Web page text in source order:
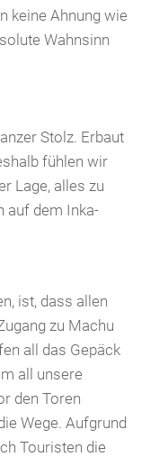
keine Ahnung wie
Wahnsinn
Stolz. Erbaut
fühlen wir
Lage, alles zu
auf dem Inka-
ist, dass allen
zu Machu
all das Gepäck
all unsere
den Toren
Wege. Aufgrund
Touristen die